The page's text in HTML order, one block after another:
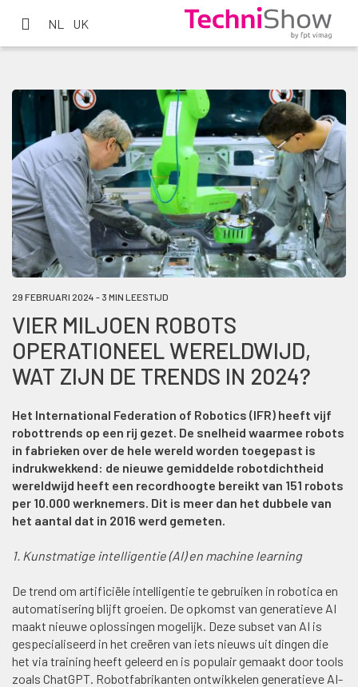
NL UK
29 FEBRUARI 2024 - 3 MIN LEESTIJD
VIER MILJOEN ROBOTS
OPERATIONEEL WERELDWIJD,
WAT ZIJN DE TRENDS IN 2024?
Het International Federation of Robotics (IFR) heeft vijf
robottrends op een rij gezet. De snelheid waarmee robots
in fabrieken over de hele wereld worden toegepast is
indrukwekkend: de nieuwe gemiddelde robotdichtheid
wereldwijd heeft een recordhoogte bereikt van 151 robots
per 10.000 werknemers. Dit is meer dan het dubbele van
het aantal dat in 2016 werd gemeten.
1. Kunstmatige intelligentie (AI) en machine learning
De trend om artificiële intelligentie te gebruiken in robotica en
automatisering blijft groeien. De opkomst van generatieve AI
maakt nieuwe oplossingen mogelijk. Deze subset van AI is
gespecialiseerd in het creëren van iets nieuws uit dingen die
het via training heeft geleerd en is populair gemaakt door tools
zoals ChatGPT. Robotfabrikanten ontwikkelen generatieve AI-